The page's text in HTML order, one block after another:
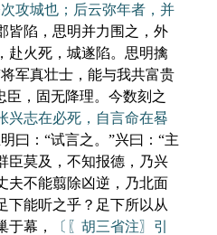
攻城也；后云弥年者，并
皆陷，思明并力围之，外
赴火死，城遂陷。思明擒
军真壮士，能与我共富贵
臣，固无降理。今数刻之
兴志在必死，自言命在晷
曰：“试言之。”兴曰：“主
臣莫及，不知报德，乃兴
夫不能翦除凶逆，乃北面
下能听之乎？足下所以从
于幕，
〔〖胡三省注〗引